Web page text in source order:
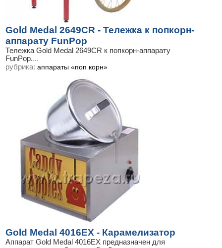
Gold Medal 2649CR - Тележка к попкорн-
аппарату FunPop
Тележка Gold Medal 2649CR к попкорн-аппарату
FunPop....
рубрика: аппараты «поп корн»
Gold Medal 4016EX - Карамелизатор
Аппарат Gold Medal 4016EX предназначен для